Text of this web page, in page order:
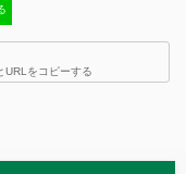
URLをコピーする